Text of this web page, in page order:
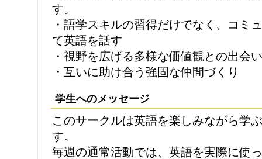
す。
・語学スキルの習得だけでなく、コミ
て英語を話す
・視野を広げる多様な価値観との出会い
・互いに助け合う強固な仲間づくり
学生へのメッセージ
このサークルは英語を楽しみながら学
す。
毎週の通常活動では、英語を実際に使